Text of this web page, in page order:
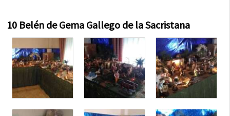
10 Belén de Gema Gallego de la Sacristana